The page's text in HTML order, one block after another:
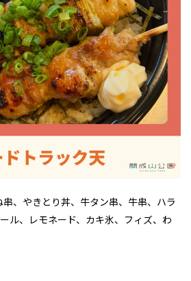
、やきとり丼、牛タン串、牛串、ハラ
ル、レモネード、カキ氷、フィズ、わ